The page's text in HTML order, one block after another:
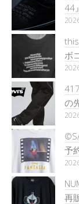
44
ボ
の
予
再